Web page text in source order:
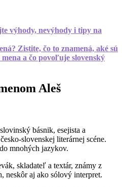
výhody, nevýhody i tipy na
Zistite, čo to znamená, aké sú
a čo povoľuje slovenský
Aleš
básnik, esejista a
slovenskej literárnej scéne.
mnohých jazykov.
skladateľ a textár, známy z
neskôr aj ako sólový interpret.